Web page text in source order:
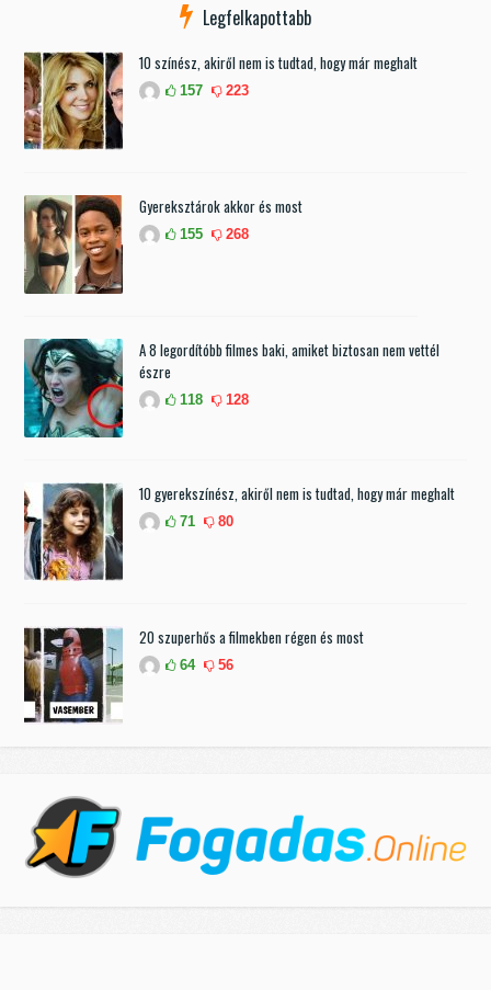
Legfelkapottabb
10 színész, akiről nem is tudtad, hogy már meghalt
157 223
Gyereksztárok akkor és most
155 268
A 8 legordítóbb filmes baki, amiket biztosan nem vettél
észre
118 128
10 gyerekszínész, akiről nem is tudtad, hogy már meghalt
71 80
20 szuperhős a filmekben régen és most
64 56